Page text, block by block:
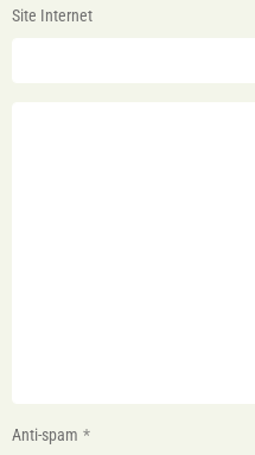
Site Internet
Anti-spam